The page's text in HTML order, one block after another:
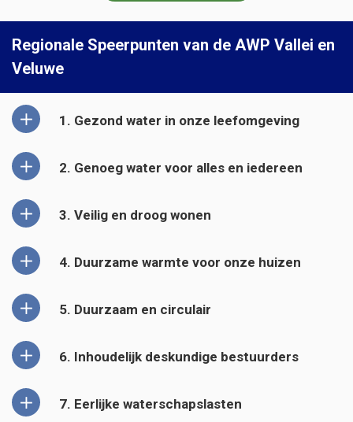
Regionale Speerpunten van de AWP Vallei en
Veluwe
1. Gezond water in onze leefomgeving
2. Genoeg water voor alles en iedereen
3. Veilig en droog wonen
4. Duurzame warmte voor onze huizen
5. Duurzaam en circulair
6. Inhoudelijk deskundige bestuurders
7. Eerlijke waterschapslasten